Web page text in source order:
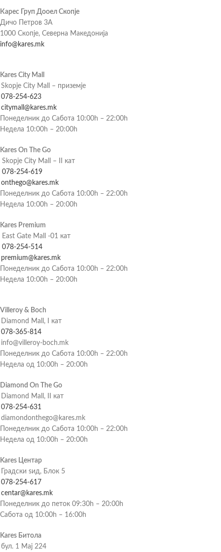
Карес Груп Дооел Скопје
Дичо Петров 3А
1000 Скопје, Северна Македонија
info@kares.mk
Kares City Mall
Skopje City Mall – приземје
078-254-623
citymall@kares.mk
Понеделник до Сабота 10:00h – 22:00h
Недела 10:00h – 20:00h
Kares On The Go
Skopje City Mall – II кат
078-254-619
onthego@kares.mk
Понеделник до Сабота 10:00h – 22:00h
Недела 10:00h – 20:00h
Kares Premium
East Gate Mall -01 кат
078-254-514
premium@kares.mk
Понеделник до Сабота 10:00h – 22:00h
Недела 10:00h – 20:00h
Villeroy & Boch
Diamond Mall, I кат
078-365-814
info@villeroy-boch.mk
Понеделник до Сабота 10:00h – 22:00h
Недела од 10:00h – 20:00h
Diamond On The Go
Diamond Mall, II кат
078-254-631
diamondonthego@kares.mk
Понеделник до Сабота 10:00h – 22:00h
Недела од 10:00h – 20:00h
Kares Центар
Градски ѕид, Блок 5
078-254-617
centar@kares.mk
Понеделник до петок 09:30h – 20:00h
Сабота од 10:00h – 16:00h
Kares Битола
бул. 1 Мај 224